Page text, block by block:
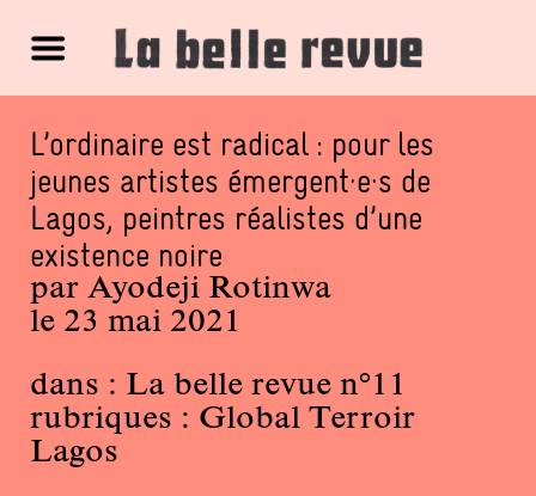
L’ordinaire est radical : pour les
jeunes artistes émergent·e·s de
Lagos, peintres réalistes d’une
existence noire
par Ayodeji Rotinwa
le 23 mai 2021
dans : La belle revue n°11
rubriques : Global Terroir
Lagos